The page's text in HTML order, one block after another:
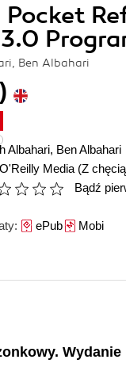
Ben Albahari
Albahari, Ben Albahari
O'Reilly Media (Z
Bądź
ePubMobi
Wydanie